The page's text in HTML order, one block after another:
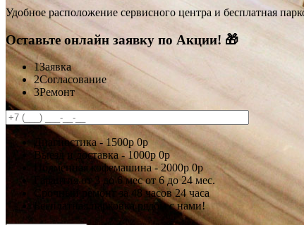
Удобное расположение сервисного центра и бесплатная
Оставьте онлайн заявку по Акции! 🎁
1Заявка
2Согласование
3Ремонт
Диагностика - 1500р0р
Выезд и доставка -1000р0р
Подменная кофемашина - 2000р0р
Гарантияот 3 до 6 месот 6 до 24 мес.
Срочный ремонт за 48 часов24 часа
Бесплатная парковка рядом с нами!